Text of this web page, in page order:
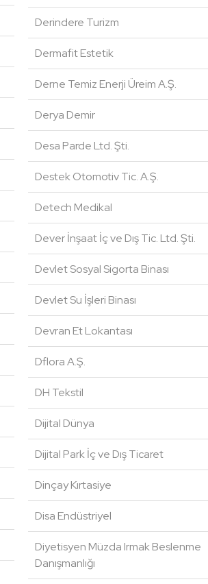
Derindere Turizm
Dermafit Estetik
Derne Temiz Enerji Üreim A.Ş.
Derya Demir
Desa Parde Ltd. Şti.
Destek Otomotiv Tic. A.Ş.
Detech Medikal
Dever İnşaat İç ve Dış Tic. Ltd. Şti.
Devlet Sosyal Sigorta Binası
Devlet Su İşleri Binası
Devran Et Lokantası
Dflora A.Ş.
DH Tekstil
Dijital Dünya
Dijital Park İç ve Dış Ticaret
Dinçay Kırtasiye
Disa Endüstriyel
Diyetisyen Müzda Irmak Beslenme
Danışmanlığı